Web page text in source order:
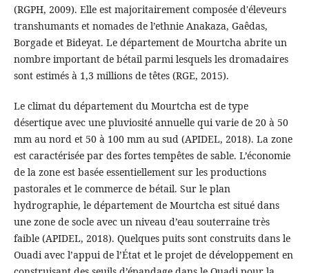
(RGPH, 2009). Elle est majoritairement composée d'éleveurs
transhumants et nomades de l’ethnie Anakaza, Gaêdas,
Borgade et Bideyat. Le département de Mourtcha abrite un
nombre important de bétail parmi lesquels les dromadaires
sont estimés à 1,3 millions de têtes (RGE, 2015).
Le climat du département du Mourtcha est de type
désertique avec une pluviosité annuelle qui varie de 20 à 50
mm au nord et 50 à 100 mm au sud (APIDEL, 2018). La zone
est caractérisée par des fortes tempêtes de sable. L’économie
de la zone est basée essentiellement sur les productions
pastorales et le commerce de bétail. Sur le plan
hydrographie, le département de Mourtcha est situé dans
une zone de socle avec un niveau d’eau souterraine très
faible (APIDEL, 2018). Quelques puits sont construits dans le
Ouadi avec l’appui de l’État et le projet de développement en